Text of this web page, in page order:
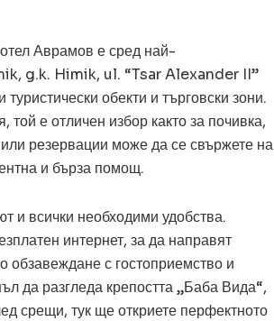
Аврамов е сред най-
g.k. Himik, ul. “Tsar Alexander II”
обекти и търговски зони.
е отличен избор както за почивка,
резервации може да се свържете на
и бърза помощ.
и всички необходими удобства.
интернет, за да направят
обзавеждане с гостоприемство и
да разгледа крепостта „Баба Вида“,
срещи, тук ще откриете перфектното